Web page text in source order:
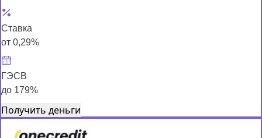
Ставка
от 0,29%
ГЭСВ
до 179%
Получить деньги